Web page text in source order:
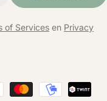
of Services en Privacy